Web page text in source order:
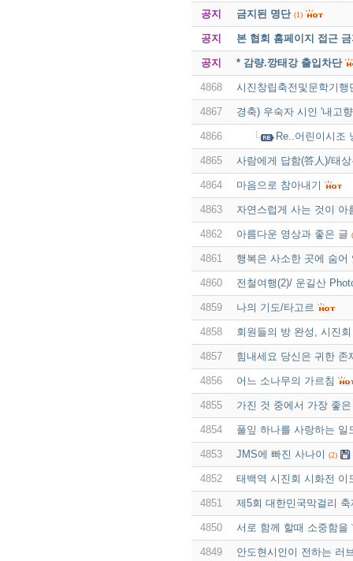
공지 금지된 명단 (1)
공지 본 협회 홈페이지 접근
공지 * 감량.깡태강 출입차단
4868 시진창립축전및문학기행
4867 경축) 우숙자 시인 '내고
4866 Re..어린이시조
4865 사람에게 답함(答人)/태
4864 마음으로 참아내기
4863 자연스럽게 사는 것이 아
4862 아름다운 영상과 좋은 글
4861 행복은 사소한 곳에 숨어
4860 전철여행(2)/ 운길산
4859 나의 기도/타고르
4858 회원들의 방 완성, 시진
4857 힘내세요 당신은 귀한 존
4856 어느 소나무의 가르침
4855 가진 것 중에서 가장 좋
4854 풀잎 하나를 사랑하는 일
4853 JMS에 빠진 사나이 (2)
4852 태백역 시진회 시화전 이
4851 제5회 대한민국막걸리
4850 서로 함께 할때 소중함을
4849 안도현시인이 전하는 러